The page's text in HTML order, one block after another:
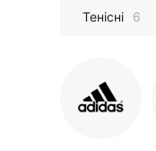
Тенісні 6